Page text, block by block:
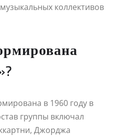
коллективов
в 1960 году в
группы включал
Джорджа